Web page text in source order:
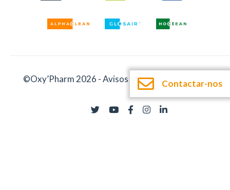
©Oxy’Pharm 2026 -Avisos legais- Documentação
Contactar-nos